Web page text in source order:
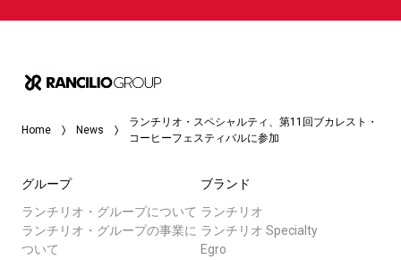
Home News
ランチリオ・スペシャルティ、第11回ブカレスト・
コーヒーフェスティバルに参加
グループ
ランチリオ・グループについて
ランチリオ・グループの事業に
ついて
ブランド
ランチリオ
ランチリオ Specialty
Egro